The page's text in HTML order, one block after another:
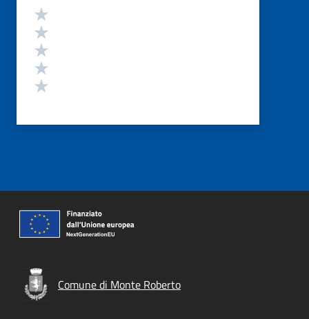
Valutazione
Comune di Monte Roberto